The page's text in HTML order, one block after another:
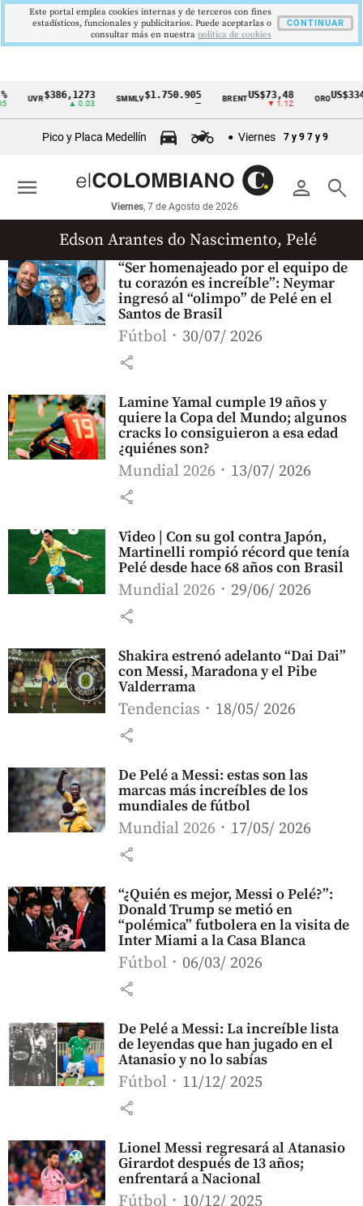
Cintillo
económicos
Colombia
UVR$386,1273
▲ 0.03
SMMLV $1.750.905 BRENTUS$73,48
▼ 1.12
ORO
Pico y Placa Medellín Viernes 7 y 9 7 y 9
person search
Viernes, 7 de Agosto de 2026
menu
Edson Arantes do Nascimento, Pelé
“Ser homenajeado por el equipo de
tu corazón es increíble”: Neymar
ingresó al “olimpo” de Pelé en el
Santos de Brasil
Fútbol 30/07/ 2026
share
Lamine Yamal cumple 19 años y
quiere la Copa del Mundo; algunos
cracks lo consiguieron a esa edad
¿quiénes son?
Mundial 2026 13/07/ 2026
share
Video | Con su gol contra Japón,
Martinelli rompió récord que tenía
Pelé desde hace 68 años con Brasil
Mundial 2026 29/06/ 2026
share
Shakira estrenó adelanto “Dai Dai”
con Messi, Maradona y el Pibe
Valderrama
Tendencias 18/05/ 2026
share
De Pelé a Messi: estas son las
marcas más increíbles de los
mundiales de fútbol
Mundial 2026 17/05/ 2026
share
“¿Quién es mejor, Messi o Pelé?”:
Donald Trump se metió en
“polémica” futbolera en la visita de
Inter Miami a la Casa Blanca
Fútbol 06/03/ 2026
share
De Pelé a Messi: La increíble lista
de leyendas que han jugado en el
Atanasio y no lo sabías
Fútbol 11/12/ 2025
share
Lionel Messi regresará al Atanasio
Girardot después de 13 años;
enfrentará a Nacional
Fútbol 10/12/ 2025
Este portal emplea cookies internas y de terceros con fines
estadísticos, funcionales y publicitarios. Puede aceptarlas o
consultar más en nuestra politica de cookies
CONTINUAR